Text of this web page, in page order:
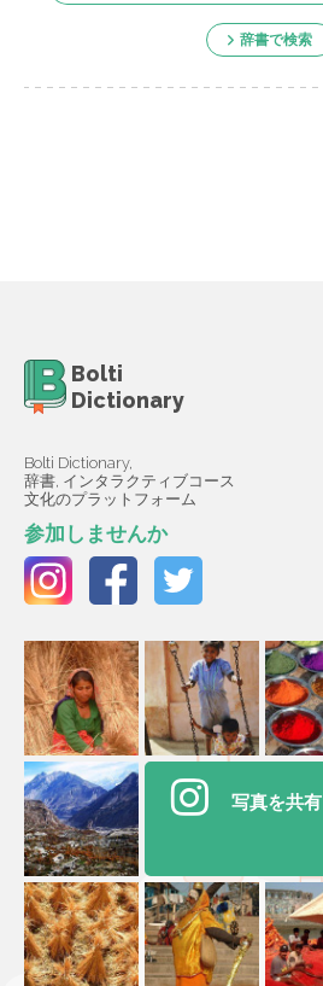
辞書で検索
Bolti
Dictionary
Bolti Dictionary,
辞書, インタラクティブコース
文化のプラットフォーム
参加しませんか
写真を共有